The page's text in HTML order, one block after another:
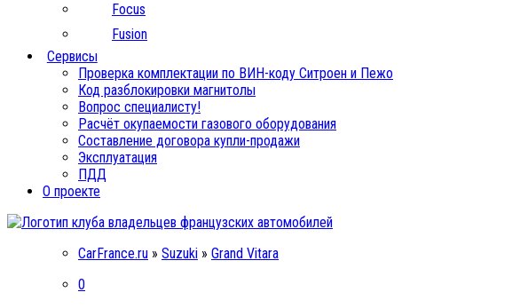
Focus
Fusion
Сервисы
Проверка комплектации по ВИН-коду Ситроен и Пежо
Код разблокировки магнитолы
Вопрос специалисту!
Расчёт окупаемости газового оборудования
Составление договора купли-продажи
Эксплуатация
ПДД
О проекте
CarFrance.ru » Suzuki » Grand Vitara
0